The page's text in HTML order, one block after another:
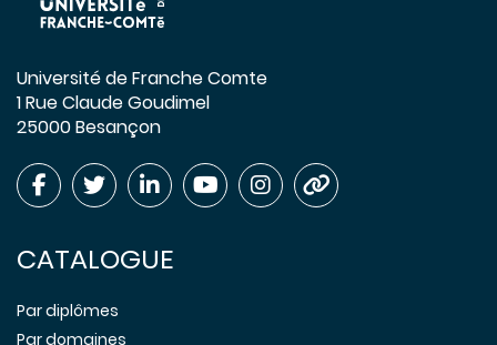
Université de Franche Comte
1 Rue Claude Goudimel
25000 Besançon
CATALOGUE
Par diplômes
Par domaines